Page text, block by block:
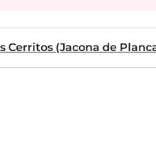
Cerritos (Jacona de